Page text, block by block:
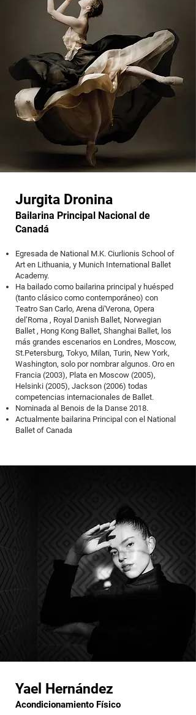
Jurgita Dronina
Bailarina Principal Nacional de
Canadá
Egresada de National M.K. Ciurlionis School of
Art en Lithuania, y Munich International Ballet
Academy.
Ha bailado como bailarina principal y huésped
(tanto clásico como contemporáneo) con
Teatro San Carlo, Arena di'Verona, Opera
del’Roma , Royal Danish Ballet, Norwegian
Ballet , Hong Kong Ballet, Shanghai Ballet, los
más grandes escenarios en Londres, Moscow,
St.Petersburg, Tokyo, Milan, Turin, New York,
Washington, solo por nombrar algunos. Oro en
Francia (2003), Plata en Moscow (2005),
Helsinki (2005), Jackson (2006) todas
competencias internacionales de Ballet.
Nominada al Benois de la Danse 2018.
Actualmente bailarina Principal con el National
Ballet of Canada
Yael Hernández
Acondicionamiento Físico